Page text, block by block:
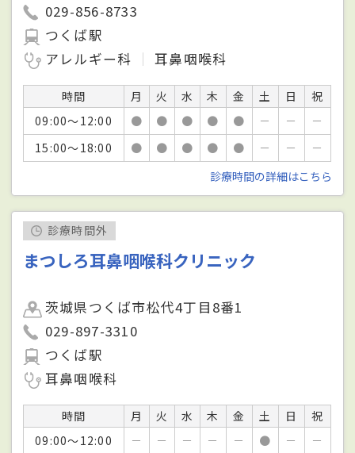
029-856-8733
つくば駅
アレルギー科
耳鼻咽喉科
時間 月 火 水 木 金 土 日
祝
09:00～12:00
● ● ● ● ● － －
－
15:00～18:00
● ● ● ● ● － －
－
診療時間の詳細はこちら
診療時間外
まつしろ耳鼻咽喉科クリニック
茨城県つくば市松代4丁目8番1
029-897-3310
つくば駅
耳鼻咽喉科
時間 月 火 水 木 金 土 日
祝
09:00～12:00
－ － － － － ● －
－